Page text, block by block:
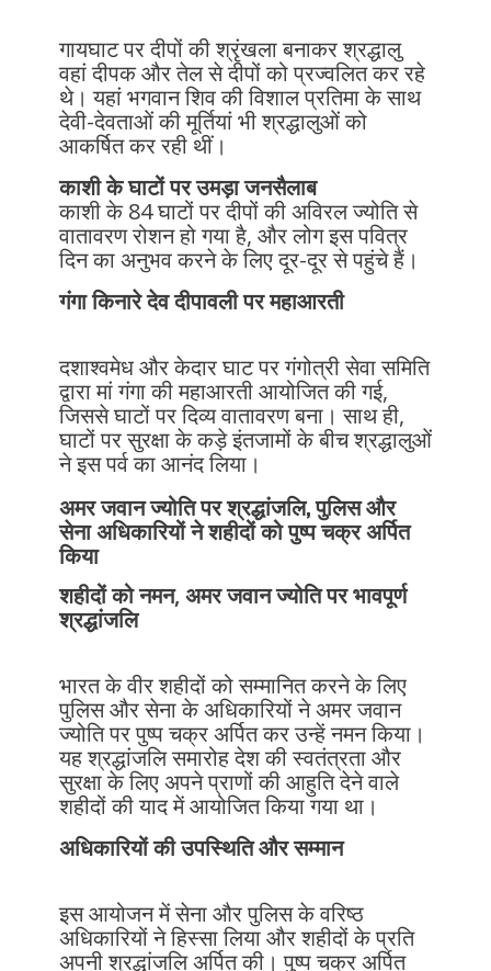
गायघाट पर दीपों की श्रृंखला बनाकर श्रद्धालु
वहां दीपक और तेल से दीपों को प्रज्वलित कर रहे
थे। यहां भगवान शिव की विशाल प्रतिमा के साथ
देवी-देवताओं की मूर्तियां भी श्रद्धालुओं को
आकर्षित कर रही थीं।
काशी के घाटों पर उमड़ा जनसैलाब
काशी के 84 घाटों पर दीपों की अविरल ज्योति से
वातावरण रोशन हो गया है, और लोग इस पवित्र
दिन का अनुभव करने के लिए दूर-दूर से पहुंचे हैं।
गंगा किनारे देव दीपावली पर महाआरती
दशाश्वमेध और केदार घाट पर गंगोत्री सेवा समिति
द्वारा मां गंगा की महाआरती आयोजित की गई,
जिससे घाटों पर दिव्य वातावरण बना। साथ ही,
घाटों पर सुरक्षा के कड़े इंतजामों के बीच श्रद्धालुओं
ने इस पर्व का आनंद लिया।
अमर जवान ज्योति पर श्रद्धांजलि, पुलिस और
सेना अधिकारियों ने शहीदों को पुष्प चक्र अर्पित
किया
शहीदों को नमन, अमर जवान ज्योति पर भावपूर्ण
श्रद्धांजलि
भारत के वीर शहीदों को सम्मानित करने के लिए
पुलिस और सेना के अधिकारियों ने अमर जवान
ज्योति पर पुष्प चक्र अर्पित कर उन्हें नमन किया।
यह श्रद्धांजलि समारोह देश की स्वतंत्रता और
सुरक्षा के लिए अपने प्राणों की आहुति देने वाले
शहीदों की याद में आयोजित किया गया था।
अधिकारियों की उपस्थिति और सम्मान
इस आयोजन में सेना और पुलिस के वरिष्ठ
अधिकारियों ने हिस्सा लिया और शहीदों के प्रति
अपनी श्रद्धांजलि अर्पित की। पुष्प चक्र अर्पित